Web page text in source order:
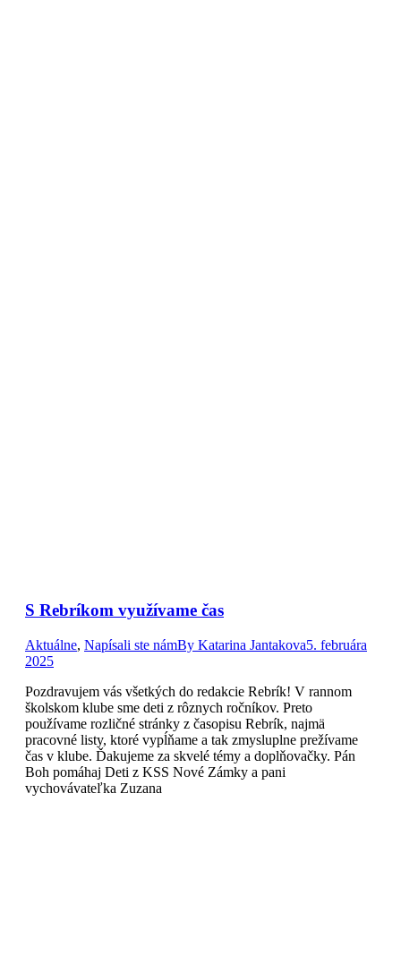
S Rebríkom využívame čas
Aktuálne, Napísali ste námBy Katarina Jantakova5. februára
2025
Pozdravujem vás všetkých do redakcie Rebrík! V rannom
školskom klube sme deti z rôznych ročníkov. Preto
používame rozličné stránky z časopisu Rebrík, najmä
pracovné listy, ktoré vypĺňame a tak zmysluplne prežívame
čas v klube. Ďakujeme za skvelé témy a doplňovačky. Pán
Boh pomáhaj Deti z KSS Nové Zámky a pani
vychovávateľka Zuzana